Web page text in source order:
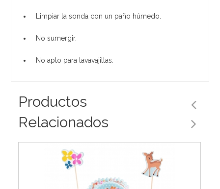
Limpiar la sonda con un paño húmedo.
No sumergir.
No apto para lavavajillas.
Productos
Relacionados